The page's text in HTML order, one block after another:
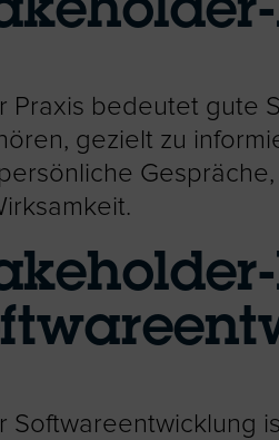
Praxis bedeutet gute
gezielt zu
persönliche
Softwareentwicklung